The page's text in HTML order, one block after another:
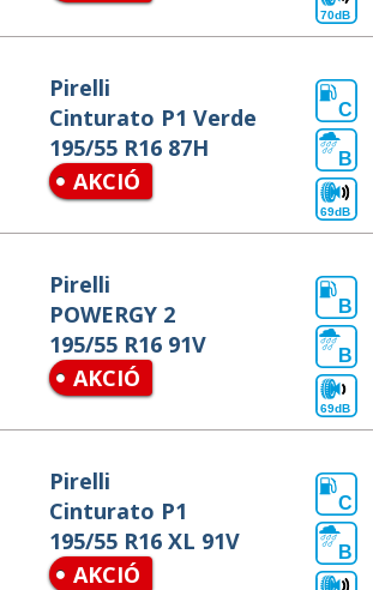
70dB
Pirelli
Cinturato P1 Verde
195/55 R16 87H
AKCIÓ
C
B
69dB
Pirelli
POWERGY 2
195/55 R16 91V
AKCIÓ
B
B
69dB
Pirelli
Cinturato P1
195/55 R16 XL 91V
AKCIÓ
C
B